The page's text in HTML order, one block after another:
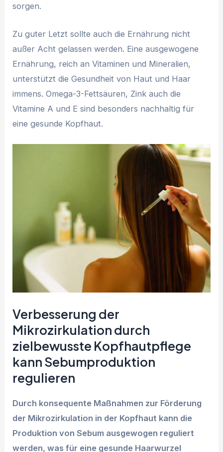
sorgen.
Zu guter Letzt sollte auch die Ernährung nicht
außer Acht gelassen werden. Eine ausgewogene
Ernährung, reich an Vitaminen und Mineralien,
unterstützt die Gesundheit von Haut und Haar
immens. Omega-3-Fettsäuren, Zink auch die
Vitamine A und E sind besonders nachhaltig für
eine gesunde Kopfhaut.
Verbesserung der
Mikrozirkulation durch
zielbewusste Kopfhautpflege
kann Sebumproduktion
regulieren
Durch konsequente Maßnahmen zur Förderung
der Mikrozirkulation in der Kopfhaut kann die
Produktion von Sebum ausgewogen reguliert
werden, was für eine gesunde Haarwurzel